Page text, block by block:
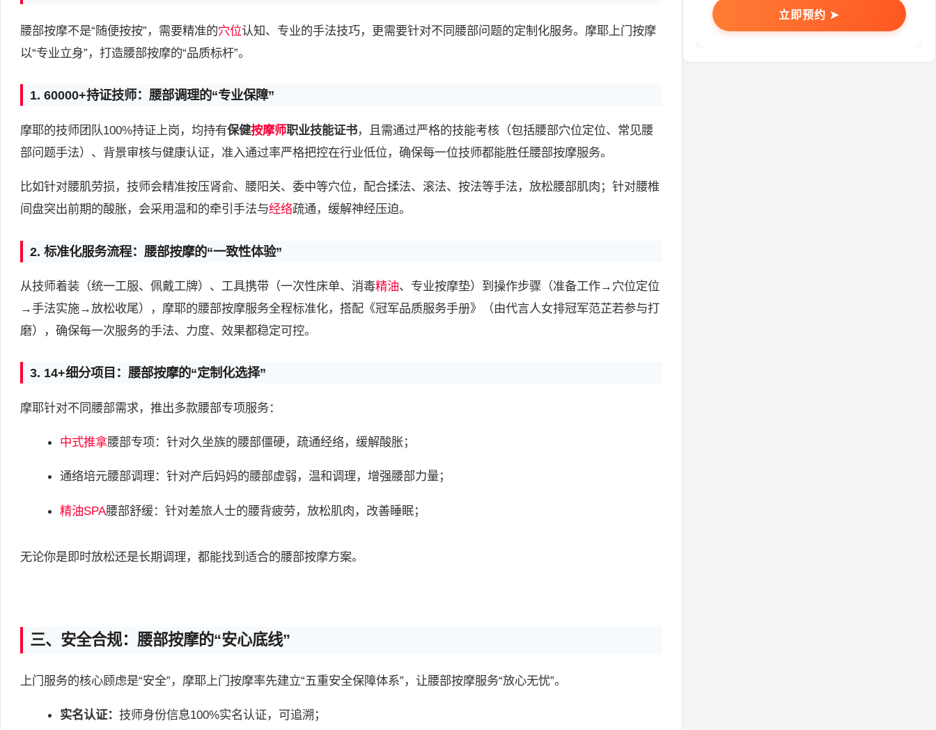
腰部按摩不是“随便按按”，需要精准的穴位认知、专业的手法技巧，更需要针对不同腰部问题的定制化服务。摩耶上门按摩
以“专业立身”，打造腰部按摩的“品质标杆”。
1. 60000+持证技师：腰部调理的“专业保障”
摩耶的技师团队100%持证上岗，均持有保健按摩师职业技能证书，且需通过严格的技能考核（包括腰部穴位定位、常见腰
部问题手法）、背景审核与健康认证，准入通过率严格把控在行业低位，确保每一位技师都能胜任腰部按摩服务。
比如针对腰肌劳损，技师会精准按压肾俞、腰阳关、委中等穴位，配合揉法、滚法、按法等手法，放松腰部肌肉；针对腰椎
间盘突出前期的酸胀，会采用温和的牵引手法与经络疏通，缓解神经压迫。
2. 标准化服务流程：腰部按摩的“一致性体验”
从技师着装（统一工服、佩戴工牌）、工具携带（一次性床单、消毒精油、专业按摩垫）到操作步骤（准备工作→穴位定位
→手法实施→放松收尾），摩耶的腰部按摩服务全程标准化，搭配《冠军品质服务手册》（由代言人女排冠军范芷若参与打
磨），确保每一次服务的手法、力度、效果都稳定可控。
3. 14+细分项目：腰部按摩的“定制化选择”
摩耶针对不同腰部需求，推出多款腰部专项服务：
中式推拿腰部专项：针对久坐族的腰部僵硬，疏通经络，缓解酸胀；
通络培元腰部调理：针对产后妈妈的腰部虚弱，温和调理，增强腰部力量；
精油SPA腰部舒缓：针对差旅人士的腰背疲劳，放松肌肉，改善睡眠；
无论你是即时放松还是长期调理，都能找到适合的腰部按摩方案。
三、安全合规：腰部按摩的“安心底线”
上门服务的核心顾虑是“安全”，摩耶上门按摩率先建立“五重安全保障体系”，让腰部按摩服务“放心无忧”。
实名认证：技师身份信息100%实名认证，可追溯；
立即预约 ➤